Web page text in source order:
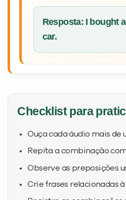
Resposta: I bought
car.
Checklist para
Ouça cada áudio mais de
Repita a combinação
Observe as preposições
Crie frases relacionadas